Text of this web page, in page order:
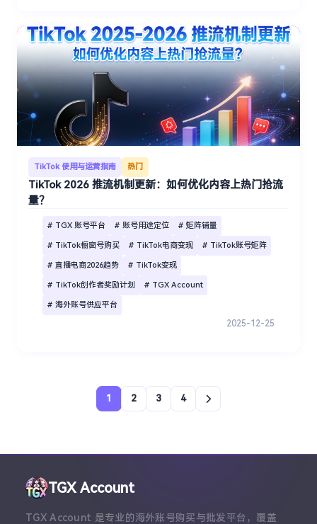
TikTok 使用与运营指南 热门
TikTok 2026 推流机制更新：如何优化内容上热门抢流
量？
# TGX 账号平台 # 账号用途定位 # 矩阵铺量
# TikTok橱窗号购买 # TikTok电商变现 # TikTok账号矩阵
# 直播电商2026趋势 # TikTok变现
# TikTok创作者奖励计划 # TGX Account
# 海外账号供应平台
2025-12-25
1 2 3 4
TGX Account
TGX Account 是专业的海外账号购买与批发平台，覆盖